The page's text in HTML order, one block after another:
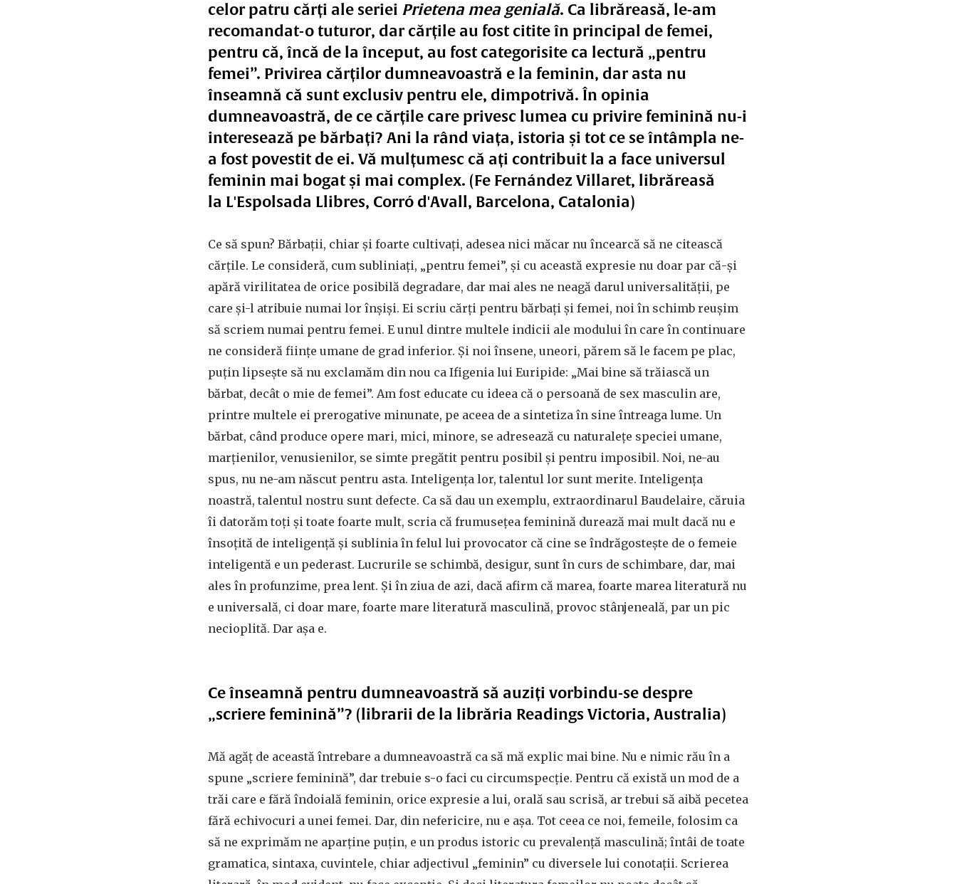
celor patru cărți ale seriei Prietena mea genială. Ca librăreasă, le-am
recomandat-o tuturor, dar cărțile au fost citite în principal de femei,
pentru că, încă de la început, au fost categorisite ca lectură „pentru
femei”. Privirea cărților dumneavoastră e la feminin, dar asta nu
înseamnă că sunt exclusiv pentru ele, dimpotrivă. În opinia
dumneavoastră, de ce cărțile care privesc lumea cu privire feminină nu-i
interesează pe bărbați? Ani la rând viața, istoria și tot ce se întâmpla ne-
a fost povestit de ei. Vă mulțumesc că ați contribuit la a face universul
feminin mai bogat și mai complex. (Fe Fernández Villaret, librăreasă
la L'Espolsada Llibres, Corró d'Avall, Barcelona, Catalonia)
Ce să spun? Bărbații, chiar și foarte cultivați, adesea nici măcar nu încearcă să ne citească
cărțile. Le consideră, cum subliniați, „pentru femei”, și cu această expresie nu doar par că-și
apără virilitatea de orice posibilă degradare, dar mai ales ne neagă darul universalității, pe
care și-l atribuie numai lor înșiși. Ei scriu cărți pentru bărbați și femei, noi în schimb reușim
să scriem numai pentru femei. E unul dintre multele indicii ale modului în care în continuare
ne consideră ființe umane de grad inferior. Și noi însene, uneori, părem să le facem pe plac,
puțin lipsește să nu exclamăm din nou ca Ifigenia lui Euripide: „Mai bine să trăiască un
bărbat, decât o mie de femei”. Am fost educate cu ideea că o persoană de sex masculin are,
printre multele ei prerogative minunate, pe aceea de a sintetiza în sine întreaga lume. Un
bărbat, când produce opere mari, mici, minore, se adresează cu naturalețe speciei umane,
marțienilor, venusienilor, se simte pregătit pentru posibil și pentru imposibil. Noi, ne-au
spus, nu ne-am născut pentru asta. Inteligența lor, talentul lor sunt merite. Inteligența
noastră, talentul nostru sunt defecte. Ca să dau un exemplu, extraordinarul Baudelaire, căruia
îi datorăm toți și toate foarte mult, scria că frumusețea feminină durează mai mult dacă nu e
însoțită de inteligență și sublinia în felul lui provocator că cine se îndrăgostește de o femeie
inteligentă e un pederast. Lucrurile se schimbă, desigur, sunt în curs de schimbare, dar, mai
ales în profunzime, prea lent. Și în ziua de azi, dacă afirm că marea, foarte marea literatură nu
e universală, ci doar mare, foarte mare literatură masculină, provoc stânjeneală, par un pic
necioplită. Dar așa e.
Ce înseamnă pentru dumneavoastră să auziți vorbindu-se despre
„scriere feminină”? (librarii de la librăria Readings Victoria, Australia)
Mă agăț de această întrebare a dumneavoastră ca să mă explic mai bine. Nu e nimic rău în a
spune „scriere feminină”, dar trebuie s-o faci cu circumspecție. Pentru că există un mod de a
trăi care e fără îndoială feminin, orice expresie a lui, orală sau scrisă, ar trebui să aibă pecetea
fără echivocuri a unei femei. Dar, din nefericire, nu e așa. Tot ceea ce noi, femeile, folosim ca
să ne exprimăm ne aparține puțin, e un produs istoric cu prevalență masculină; întâi de toate
gramatica, sintaxa, cuvintele, chiar adjectivul „feminin” cu diversele lui conotații. Scrierea